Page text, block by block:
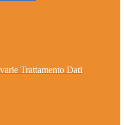
Trattamento Dati